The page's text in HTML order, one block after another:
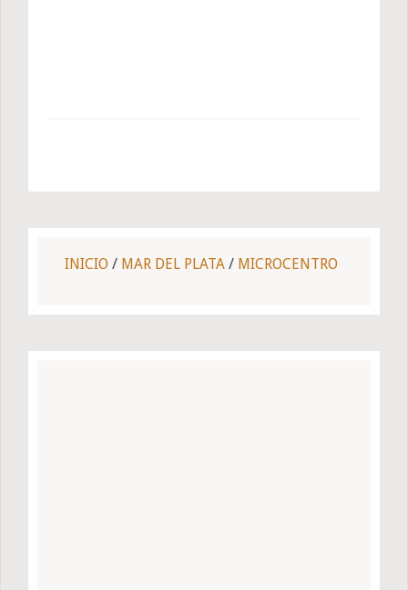
INICIO / MAR DEL PLATA / MICROCENTRO